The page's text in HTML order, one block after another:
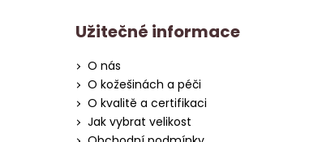
Užitečné informace
O nás
O kožešinách a péči
O kvalitě a certifikaci
Jak vybrat velikost